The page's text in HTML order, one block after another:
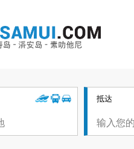
抵达